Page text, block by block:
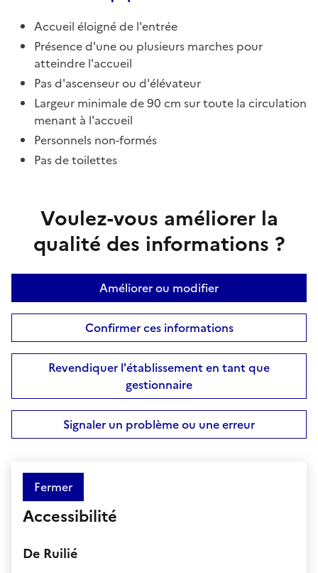
Accueil éloigné de l'entrée
Présence d'une ou plusieurs marches pour
atteindre l'accueil
Pas d'ascenseur ou d'élévateur
Largeur minimale de 90 cm sur toute la circulation
menant à l'accueil
Personnels non-formés
Pas de toilettes
Voulez-vous améliorer la
qualité des informations ?
Améliorer ou modifier
Confirmer ces informations
Revendiquer l'établissement en tant que
gestionnaire
Signaler un problème ou une erreur
Fermer
Accessibilité
De Ruilié